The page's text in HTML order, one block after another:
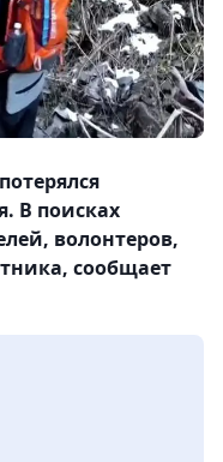
В поисках
волонтеров,
сообщает